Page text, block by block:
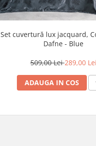
Set cuvertură lux jacquard,
Dafne - Blue
509,00 Lei289,00 Lei
ADAUGA IN COS